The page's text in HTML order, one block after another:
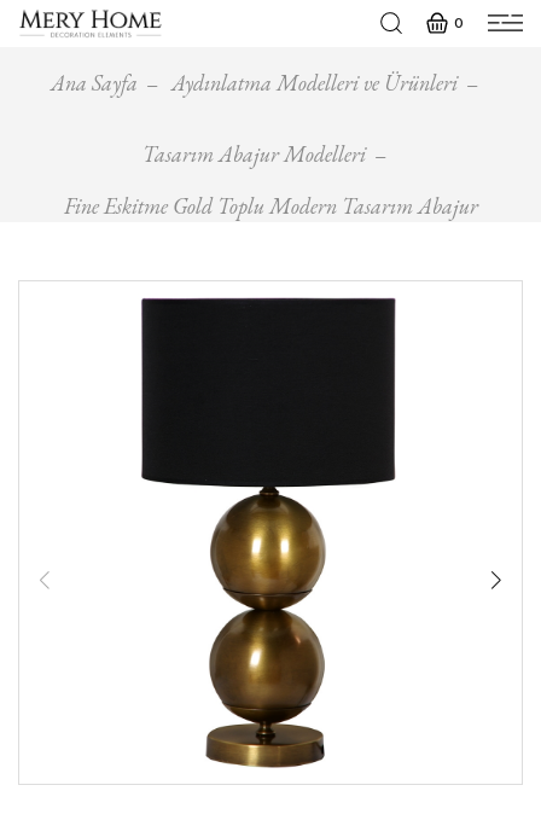
0
Ana Sayfa Aydınlatma Modelleri ve Ürünleri
Tasarım Abajur Modelleri
Fine Eskitme Gold Toplu Modern Tasarım Abajur